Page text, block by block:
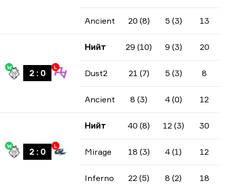
Ancient 20 (8) 5 (3) 13
W
2: 0
L
Нийт 29 (10) 9 (3) 20
Dust2 21 (7) 5 (3) 8
Ancient 8 (3) 4 (0) 12
W
2: 0
L
Нийт 40 (8) 12 (3) 30
Mirage 18 (3) 4 (1) 12
Inferno 22 (5) 8 (2) 18